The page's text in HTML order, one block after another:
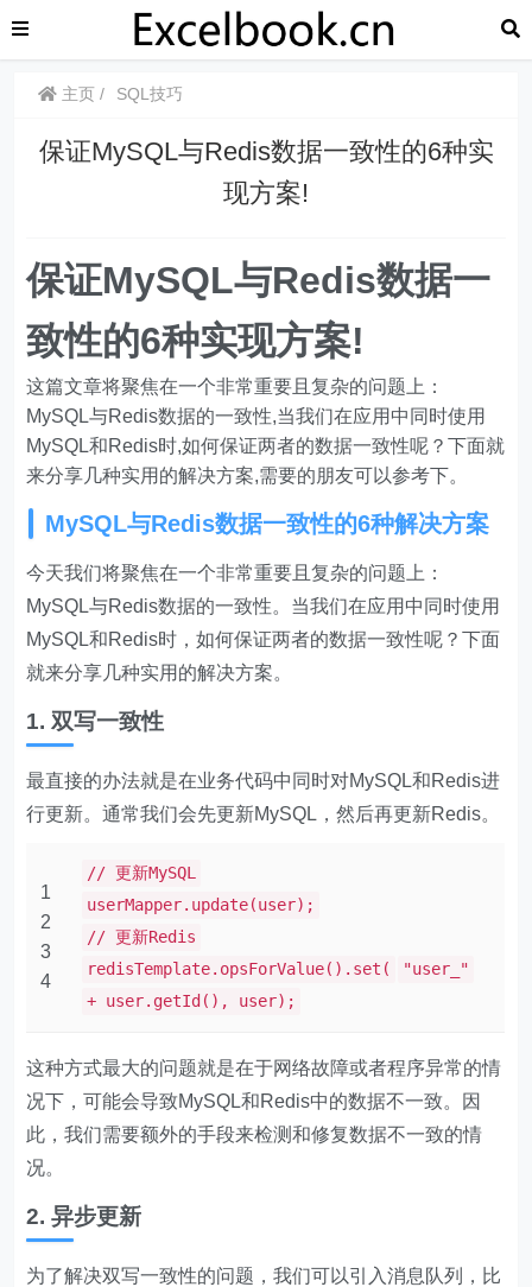
主页 SQL技巧
保证MySQL与Redis数据一致性的6种实
现方案!
保证MySQL与Redis数据一
致性的6种实现方案!
这篇文章将聚焦在一个非常重要且复杂的问题上：
MySQL与Redis数据的一致性,当我们在应用中同时使用
MySQL和Redis时,如何保证两者的数据一致性呢？下面就
来分享几种实用的解决方案,需要的朋友可以参考下。
MySQL与Redis数据一致性的6种解决方案
今天我们将聚焦在一个非常重要且复杂的问题上：
MySQL与Redis数据的一致性。当我们在应用中同时使用
MySQL和Redis时，如何保证两者的数据一致性呢？下面
就来分享几种实用的解决方案。
1. 双写一致性
最直接的办法就是在业务代码中同时对MySQL和Redis进
行更新。通常我们会先更新MySQL，然后再更新Redis。
1
2
3
4
// 更新MySQL
userMapper.update(user);
// 更新Redis
redisTemplate.opsForValue().set(
"user_"
+ user.getId(), user);
这种方式最大的问题就是在于网络故障或者程序异常的情
况下，可能会导致MySQL和Redis中的数据不一致。因
此，我们需要额外的手段来检测和修复数据不一致的情
况。
2. 异步更新
为了解决双写一致性的问题，我们可以引入消息队列，比